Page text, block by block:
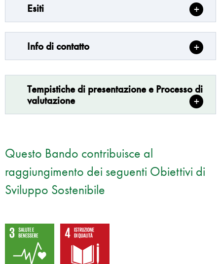
Esiti
Info di contatto
Tempistiche di presentazione e Processo di
valutazione
Questo Bando contribuisce al
raggiungimento dei seguenti Obiettivi di
Sviluppo Sostenibile